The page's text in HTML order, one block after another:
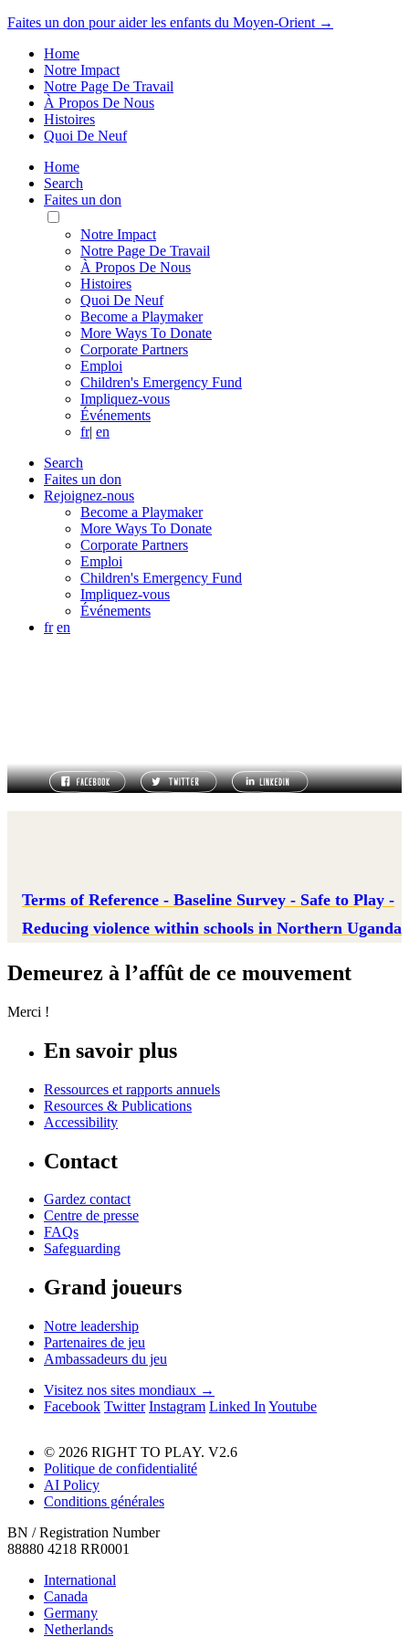
Faites un don pour aider les enfants du Moyen-Orient →
Home
Notre Impact
Notre Page De Travail
À Propos De Nous
Histoires
Quoi De Neuf
Home
Search
Faites un don
Toggle
Mobile
Menu
Notre Impact
Notre Page De Travail
À Propos De Nous
Histoires
Quoi De Neuf
Become a Playmaker
More Ways To Donate
Corporate Partners
Emploi
Children's Emergency Fund
Impliquez-vous
Événements
fr| en
Search
Faites un don
Rejoignez-nous
Become a Playmaker
More Ways To Donate
Corporate Partners
Emploi
Children's Emergency Fund
Impliquez-vous
Événements
fr en
Terms of Reference - Baseline Survey - Safe to Play -
Reducing violence within schools in Northern Uganda
Demeurez à l’affût de ce mouvement
Merci !
En savoir plus
Ressources et rapports annuels
Resources & Publications
Accessibility
Contact
Gardez contact
Centre de presse
FAQs
Safeguarding
Grand joueurs
Notre leadership
Partenaires de jeu
Ambassadeurs du jeu
Visitez nos sites mondiaux →
Facebook Twitter Instagram Linked In Youtube
© 2026 RIGHT TO PLAY. V2.6
Politique de confidentialité
AI Policy
Conditions générales
BN / Registration Number
88880 4218 RR0001
International
Canada
Germany
Netherlands